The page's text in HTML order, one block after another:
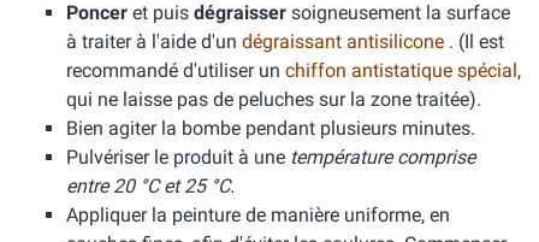
Poncer et puis dégraisser soigneusement la surface
à traiter à l'aide d'un dégraissant antisilicone . (Il est
recommandé d'utiliser un chiffon antistatique spécial,
qui ne laisse pas de peluches sur la zone traitée).
Bien agiter la bombe pendant plusieurs minutes.
Pulvériser le produit à une température comprise
entre 20 °C et 25 °C.
Appliquer la peinture de manière uniforme, en